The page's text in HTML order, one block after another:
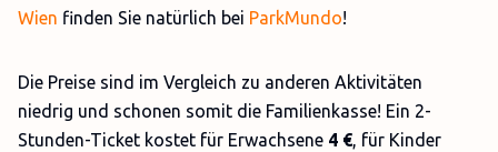
Wien finden Sie natürlich bei ParkMundo!
Die Preise sind im Vergleich zu anderen Aktivitäten
niedrig und schonen somit die Familienkasse! Ein 2-
Stunden-Ticket kostet für Erwachsene 4 €, für Kinder